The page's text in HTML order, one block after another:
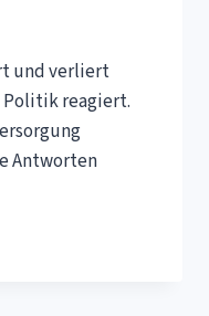
und verliert
Politik reagiert.
Antworten